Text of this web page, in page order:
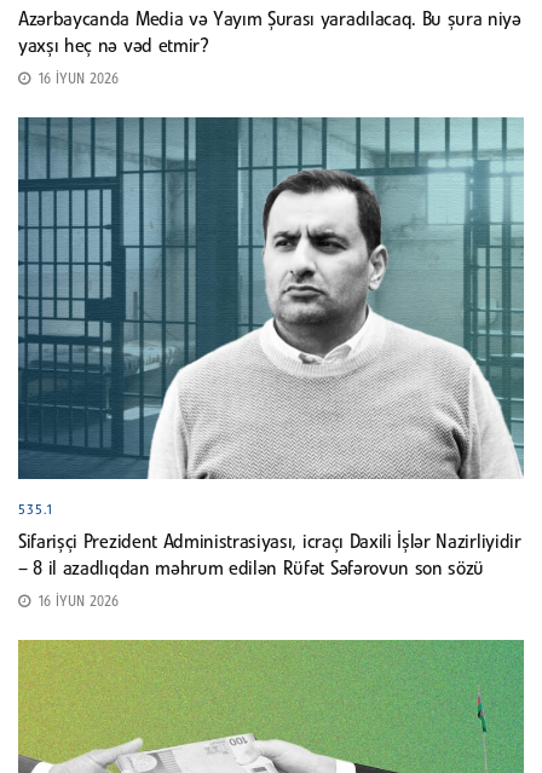
Azərbaycanda Media və Yayım Şurası yaradılacaq. Bu şura niyə
yaxşı heç nə vəd etmir?
16 İYUN 2026
535.1
Sifarişçi Prezident Administrasiyası, icraçı Daxili İşlər Nazirliyidir
– 8 il azadlıqdan məhrum edilən Rüfət Səfərovun son sözü
16 İYUN 2026